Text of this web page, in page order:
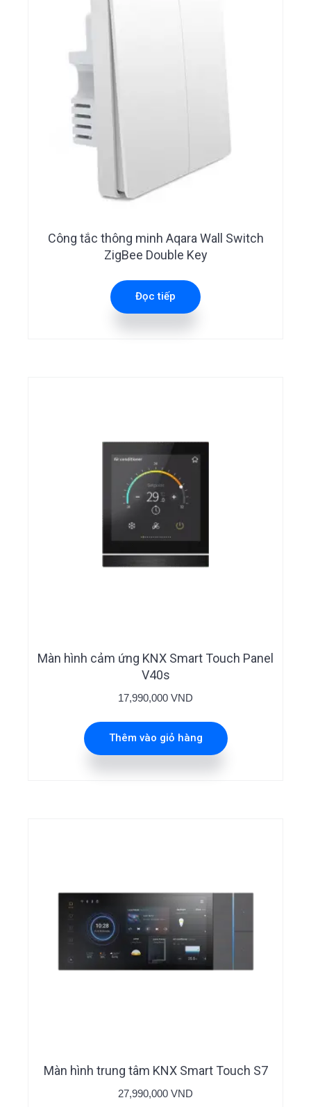
Công tắc thông minh Aqara Wall Switch
ZigBee Double Key
Đọc tiếp
Màn hình cảm ứng KNX Smart Touch Panel
V40s
17,990,000 VND
Thêm vào giỏ hàng
Màn hình trung tâm KNX Smart Touch S7
27,990,000 VND
nhiều
biến